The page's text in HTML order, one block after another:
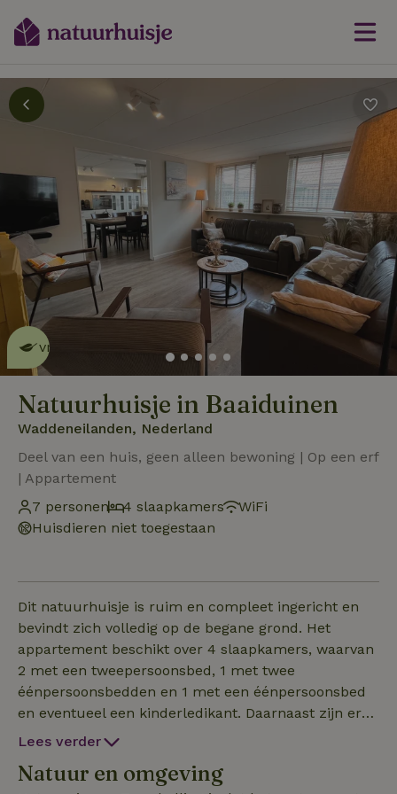
Dit natuurhuisje is eco-
vriendelijk
Natuurhuisje in Baaiduinen
Waddeneilanden, Nederland
Deel van een huis, geen alleen bewoning | Op een erf
| Appartement
7 personen
4 slaapkamers
WiFi
Huisdieren niet toegestaan
Dit natuurhuisje is ruim en compleet ingericht en
bevindt zich volledig op de begane grond. Het
appartement beschikt over 4 slaapkamers, waarvan
2 met een tweepersoonsbed, 1 met twee
éénpersoonsbedden en 1 met een éénpersoonsbed
en eventueel een kinderledikant. Daarnaast zijn er
nog twee badkamers en een apart toilet. De grote
Whirlpoolbad. De kleine badkamer beschikt over
Lees verder
Natuur en omgeving